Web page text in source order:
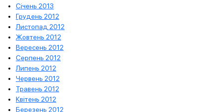
Січень 2013
Грудень 2012
Листопад 2012
Жовтень 2012
Вересень 2012
Серпень 2012
Липень 2012
Червень 2012
Травень 2012
Квітень 2012
Березень 2012